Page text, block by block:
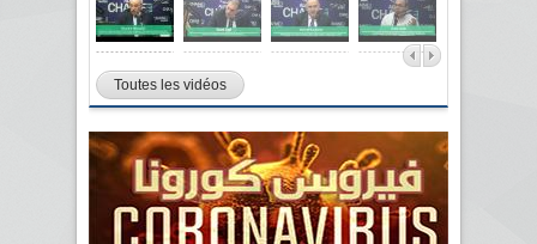
Toutes les vidéos